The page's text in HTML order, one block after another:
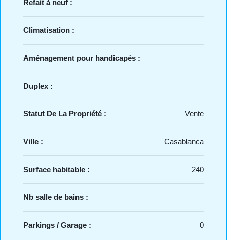
Refait à neuf :
Climatisation :
Aménagement pour handicapés :
Duplex :
Statut De La Propriété : Vente
Ville : Casablanca
Surface habitable : 240
Nb salle de bains :
Parkings / Garage : 0